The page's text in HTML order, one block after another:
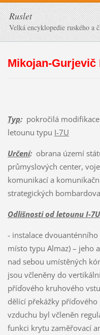
Ruslet
Velká encyklopedie ruského a
Mikojan-Gurjevič
Typ:pokročilá modifikace
letounu typu I-7U
Určení:obrana území
průmyslových center,
komunikací a
strategických
Odlišnosti od letounu I-7U
- instalace
místo typu Almaz) – jeho
nad sebou umístěných
jsou včleněny do
příďového kruhového
dělící překážky
vzduchu byl včleněn
funkci krytu zaměřovací